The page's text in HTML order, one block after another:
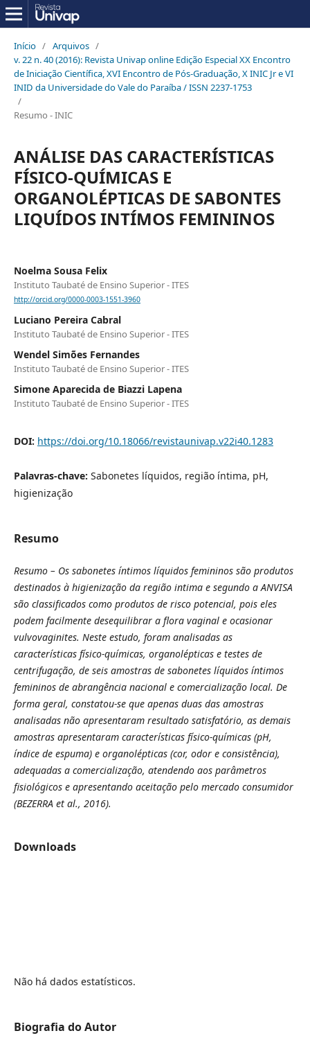
Início / Arquivos /
v. 22 n. 40 (2016): Revista Univap online Edição Especial XX Encontro
de Iniciação Científica, XVI Encontro de Pós-Graduação, X INIC Jr e VI
INID da Universidade do Vale do Paraíba / ISSN 2237-1753
/
Resumo - INIC
ANÁLISE DAS CARACTERÍSTICAS
FÍSICO-QUÍMICAS E
ORGANOLÉPTICAS DE SABONTES
LIQUÍDOS INTÍMOS FEMININOS
Noelma Sousa Felix
Instituto Taubaté de Ensino Superior - ITES
http://orcid.org/0000-0003-1551-3960
Luciano Pereira Cabral
Instituto Taubaté de Ensino Superior - ITES
Wendel Simões Fernandes
Instituto Taubaté de Ensino Superior - ITES
Simone Aparecida de Biazzi Lapena
Instituto Taubaté de Ensino Superior - ITES
DOI: https://doi.org/10.18066/revistaunivap.v22i40.1283
Palavras-chave: Sabonetes líquidos, região íntima, pH,
higienização
Resumo
Resumo –Os sabonetes íntimos líquidos femininos são produtos
destinados à higienização da região intima e segundo a ANVISA
são classificados como produtos de risco potencial, pois eles
podem facilmente desequilibrar a flora vaginal e ocasionar
vulvovaginites. Neste estudo, foram analisadas as
características físico-químicas, organolépticas e testes de
centrifugação, de seis amostras de sabonetes líquidos íntimos
femininos de abrangência nacional e comercialização local. De
forma geral, constatou-se que apenas duas das amostras
analisadas não apresentaram resultado satisfatório, as demais
amostras apresentaram características físico-químicas (pH,
índice de espuma) e organolépticas (cor, odor e consistência),
adequadas a comercialização, atendendo aos parâmetros
fisiológicos e apresentando aceitação pelo mercado consumidor
(BEZERRAet al., 2016).
Downloads
Não há dados estatísticos.
Biografia do Autor